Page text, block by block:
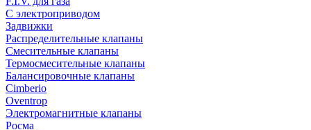
С электроприводом
Задвижки
Распределительные клапаны
Cмесительные клапаны
Термосмесительные клапаны
Балансировочные клапаны
Cimberio
Oventrop
Электромагнитные клапаны
Росма